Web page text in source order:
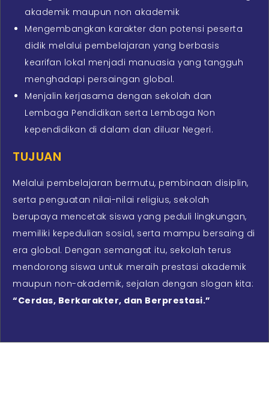
akademik maupun non akademik
Mengembangkan karakter dan potensi peserta
didik melalui pembelajaran yang berbasis
kearifan lokal menjadi manuasia yang tangguh
menghadapi persaingan global.
Menjalin kerjasama dengan sekolah dan
Lembaga Pendidikan serta Lembaga Non
kependidikan di dalam dan diluar Negeri.
TUJUAN
Melalui pembelajaran bermutu, pembinaan disiplin,
serta penguatan nilai-nilai religius, sekolah
berupaya mencetak siswa yang peduli lingkungan,
memiliki kepedulian sosial, serta mampu bersaing di
era global. Dengan semangat itu, sekolah terus
mendorong siswa untuk meraih prestasi akademik
maupun non-akademik, sejalan dengan slogan kita:
“Cerdas, Berkarakter, dan Berprestasi.”